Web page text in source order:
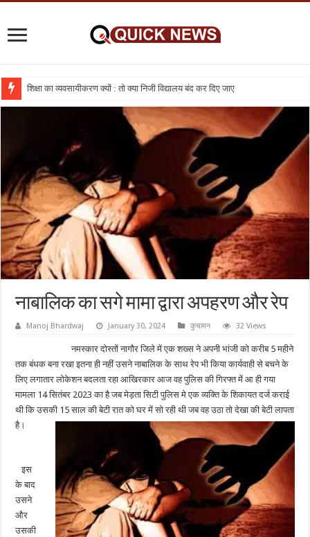
शिक्षा का व्यवसायीकरण क्यों : तो क्या निजी विद्यालय बंद कर दिए जाए
नाबालिक का सगे मामा द्वारा अपहरण और रेप
Manoj Bhardwaj January 30, 2024 कुचामन 32 Views
नमस्कार दोस्तों नागौर जिले में एक शख्स ने अपनी भांजी को करीब 5 महीने
तक बंधक बना रखा इतना ही नहीं उसने नाबालिक के साथ रेप भी किया कार्यवाही से बचने के
लिए लगातार लोकेशन बदलता रहा आखिरकार आज वह पुलिस की गिरफ्त में आ ही गया
मामला 14 सितंबर 2023 का है जब मेड़ता सिटी पुलिस मे एक व्यक्ति के शिकायत दर्ज कराई
थी कि उसकी 15 साल की बेटी रात को घर में सो रही थी जब वह उठा तो देखा की बेटी लापता
है।
इस
के बाद
उसने
और
उसकी